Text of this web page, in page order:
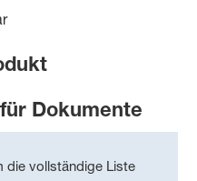
Dokumente
die vollständige Liste